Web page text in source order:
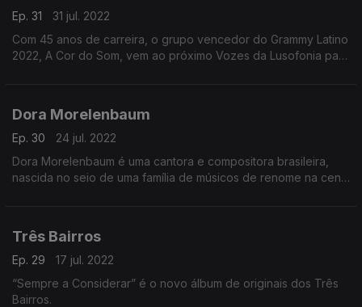
Ep. 31
31 jul. 2022
Com 45 anos de carreira, o grupo vencedor do Grammy Latino
2022, A Cor do Som, vem ao próximo Vozes da Lusofonia para
Dora Morelenbaum
Ep. 30
24 jul. 2022
Dora Morelenbaum é uma cantora e compositora brasileira,
nascida no seio de uma família de músicos de renome na cena
Três Bairros
Ep. 29
17 jul. 2022
“Sempre a Considerar” é o novo álbum de originais dos Três
Bairros.